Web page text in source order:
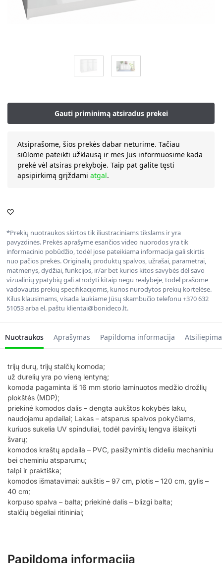
Atsiprašome, šios prekės dabar neturime. Tačiau
siūlome pateikti užklausą ir mes Jus informuosime kada
prekė vėl atsiras prekyboje. Taip pat galite tęsti
apsipirkimą grįždami atgal.
*Prekių nuotraukos skirtos tik iliustraciniams tikslams ir yra
pavyzdinės. Prekės aprašyme esančios video nuorodos yra tik
informacinio pobūdžio, todėl jose pateikiama informacija gali skirtis
nuo pačios prekės. Originalių produktų spalvos, užrašai, parametrai,
matmenys, dydžiai, funkcijos, ir/ar bet kurios kitos savybės dėl savo
vizualinių ypatybių gali atrodyti kitaip negu realybėje, todėl prašome
vadovautis prekių specifikacijomis, kurios nurodytos prekių kortelėse.
Kilus klausimams, visada laukiame Jūsų skambučio telefonu +370 632
51053 arba el. paštu klientai@bonideco.lt.
Nuotraukos Aprašymas Papildoma informacija
trijų durų, trijų stalčių komoda;
už durelių yra po vieną lentyną;
komoda pagaminta iš 16 mm storio laminuotos medžio drožlių
plokštės (MDP);
priekinė komodos dalis – dengta aukštos kokybės laku,
naudojamu apdailai; Lakas – atsparus spalvos pokyčiams,
kuriuos sukelia UV spinduliai, todėl paviršių lengva išlaikyti
švarų;
komodos kraštų apdaila – PVC, pasižymintis dideliu mechaniniu
bei cheminiu atsparumu;
talpi ir praktiška;
komodos išmatavimai: aukštis – 97 cm, plotis – 120 cm, gylis –
40 cm;
korpuso spalva – balta; priekinė dalis – blizgi balta;
stalčių bėgeliai ritininiai;
Papildoma informacija